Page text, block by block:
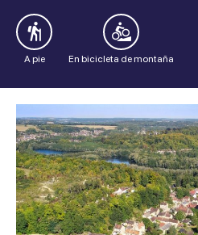
A pie En bicicleta de montaña